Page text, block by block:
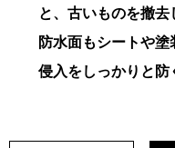
と、古いものを撤去
防水面もシートや
侵入をしっかりと防